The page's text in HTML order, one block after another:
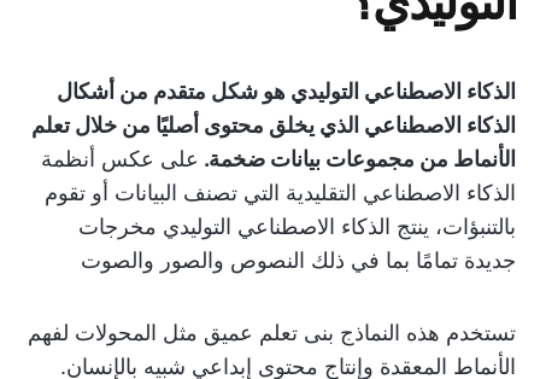
الذكاء الاصطناعي التوليدي هو شكل متقدم من أشكال
الذكاء الاصطناعي الذي يخلق محتوى أصليًا من خلال تعلم
الأنماط من مجموعات بيانات ضخمة. على عكس أنظمة
الذكاء الاصطناعي التقليدية التي تصنف البيانات أو تقوم
بالتنبؤات، ينتج الذكاء الاصطناعي التوليدي مخرجات
جديدة تمامًا بما في ذلك النصوص والصور والصوت
تستخدم هذه النماذج بنى تعلم عميق مثل المحولات لفهم
الأنماط المعقدة وإنتاج محتوى إبداعي شبيه بالإنسان.